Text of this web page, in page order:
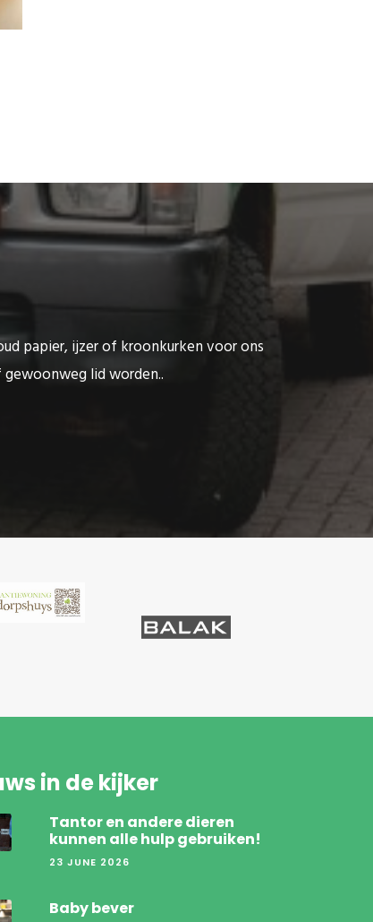
papier, ijzer of kroonkurken voor ons
lid worden..
in de kijker
Tantor en andere dieren
kunnen alle hulp gebruiken!
23 JUNE 2026
Baby bever